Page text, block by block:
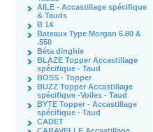
AILE - Accastillage spécifique
& Tauds
B 14
Bateaux Type Morgan 6.80 &
.550
Béta dinghie
BLAZE Topper Accastillage
spécifique - Taud
BOSS - Topper
BUZZ Topper Accastillage
spécifique -Voiles - Taud
BYTE Topper - Accastillage
spécifique - Taud
CADET